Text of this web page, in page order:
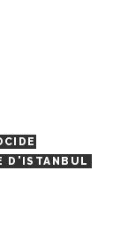
D'ISTANBUL